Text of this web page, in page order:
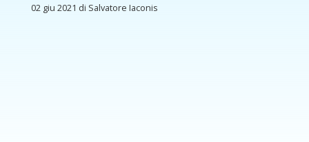
02 giu 2021 di Salvatore Iaconis